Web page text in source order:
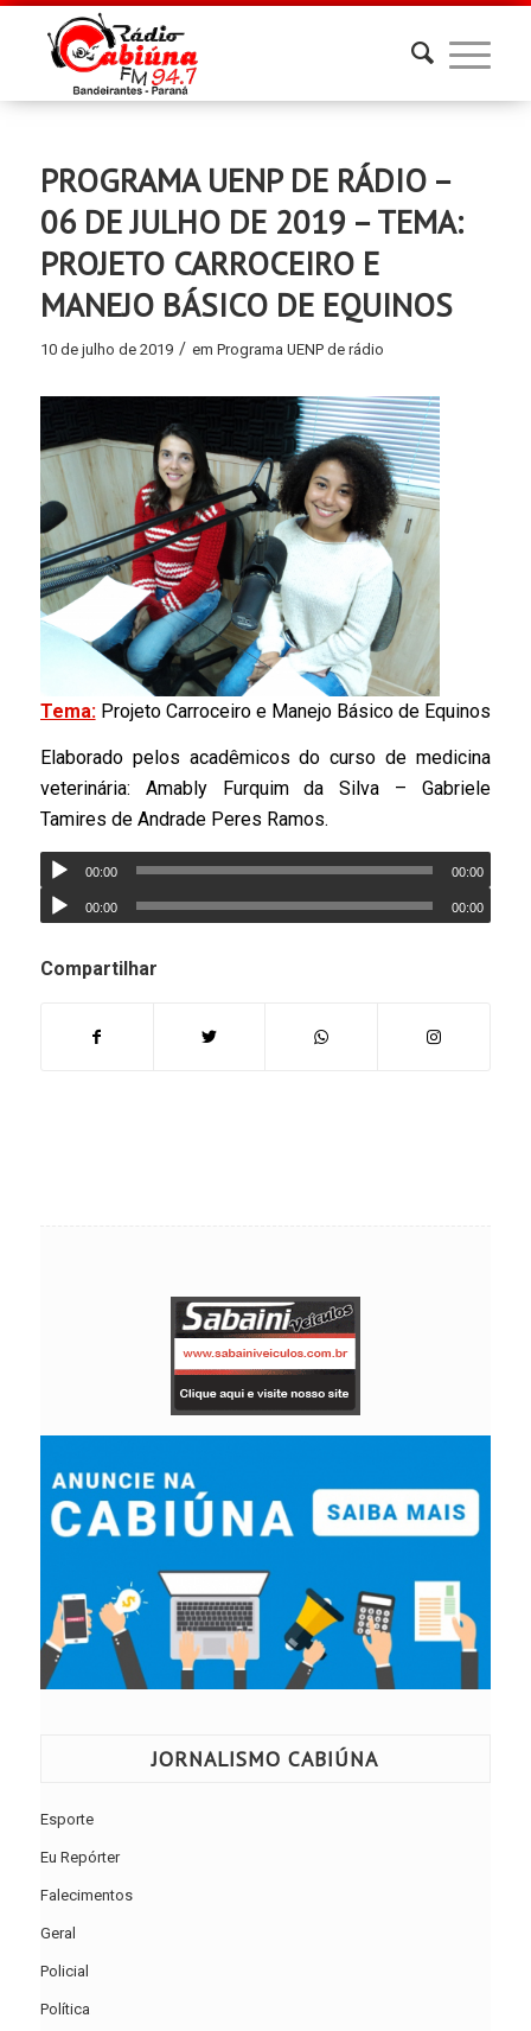
PROGRAMA UENP DE RÁDIO –
06 DE JULHO DE 2019 – TEMA:
PROJETO CARROCEIRO E
MANEJO BÁSICO DE EQUINOS
10 de julho de 2019 / em Programa UENP de rádio
Tema:Projeto Carroceiro e Manejo Básico de Equinos
Elaborado pelos acadêmicos do curso de medicina
veterinária: Amably Furquim da Silva – Gabriele
Tamires de Andrade Peres Ramos.
00:00 00:00
00:00 00:00
Compartilhar
JORNALISMO CABIÚNA
Esporte
Eu Repórter
Falecimentos
Geral
Policial
Política